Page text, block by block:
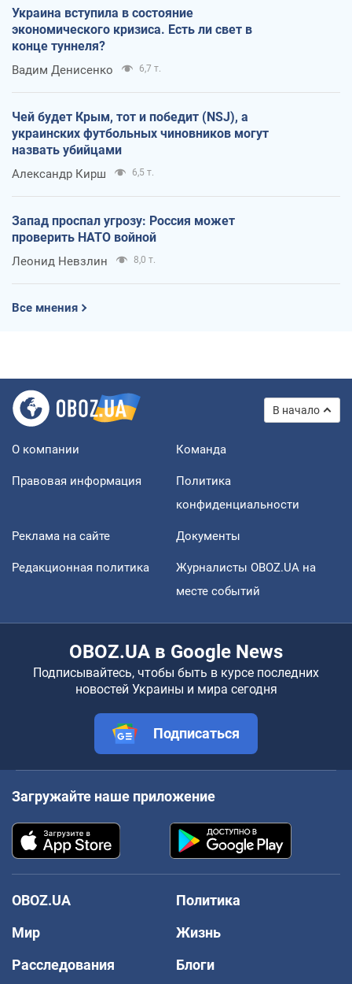
Украина вступила в состояние
экономического кризиса. Есть ли свет в
конце туннеля?
Вадим Денисенко 6,7 т.
Чей будет Крым, тот и победит (NSJ), а
украинских футбольных чиновников могут
назвать убийцами
Александр Кирш 6,5 т.
Запад проспал угрозу: Россия может
проверить НАТО войной
Леонид Невзлин 8,0 т.
Все мнения
В начало
О компании Команда
Правовая информация
Политика
конфиденциальности
Реклама на сайте Документы
Редакционная политика
Журналисты OBOZ.UA на
месте событий
OBOZ.UA в Google News
Подписывайтесь, чтобы быть в курсе последних
новостей Украины и мира сегодня
Подписаться
Загружайте наше приложение
OBOZ.UA
Политика
Мир
Жизнь
Расследования
Блоги